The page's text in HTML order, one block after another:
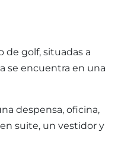
de golf, situadas a
se encuentra en una
despensa, oficina,
suite, un vestidor y